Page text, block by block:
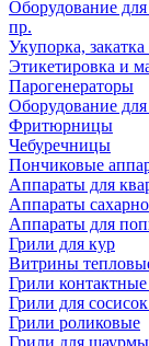
Оборудование
пр.
Укупорка,
Этикетировка и
Парогенераторы
Оборудование
Фритюрницы
Чебуречницы
Пончиковые
Аппараты для
Аппараты
Аппараты для
Грили для кур
Витрины
Грили
Грили для
Грили роликовые
Грили для